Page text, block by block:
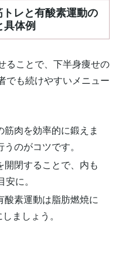
レと有酸素運動の
具体例
ることで、下半身痩せの
でも続けやすいメニュー
筋肉を効率的に鍛えま
のがコツです。
開閉することで、内も
安に。
酸素運動は脂肪燃焼に
ましょう。